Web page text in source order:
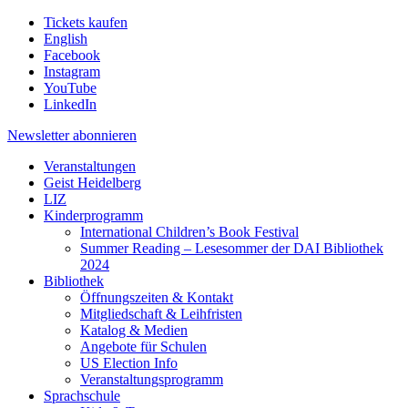
Tickets kaufen
English
Facebook
Instagram
YouTube
LinkedIn
Newsletter abonnieren
Veranstaltungen
Geist Heidelberg
LIZ
Kinderprogramm
International Children’s Book Festival
Summer Reading – Lesesommer der DAI Bibliothek
2024
Bibliothek
Öffnungszeiten & Kontakt
Mitgliedschaft & Leihfristen
Katalog & Medien
Angebote für Schulen
US Election Info
Veranstaltungsprogramm
Sprachschule